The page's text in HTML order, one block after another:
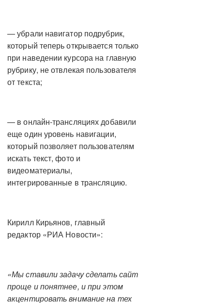
— убрали навигатор подрубрик,
который теперь открывается только
при наведении курсора на главную
рубрику, не отвлекая пользователя
от текста;
— в онлайн-трансляциях добавили
еще один уровень навигации,
который позволяет пользователям
искать текст, фото и
видеоматериалы,
интегрированные в трансляцию.
Кирилл Кирьянов, главный
редактор «РИА Новости»:
«Мы ставили задачу сделать сайт
проще и понятнее, и при этом
акцентировать внимание на тех